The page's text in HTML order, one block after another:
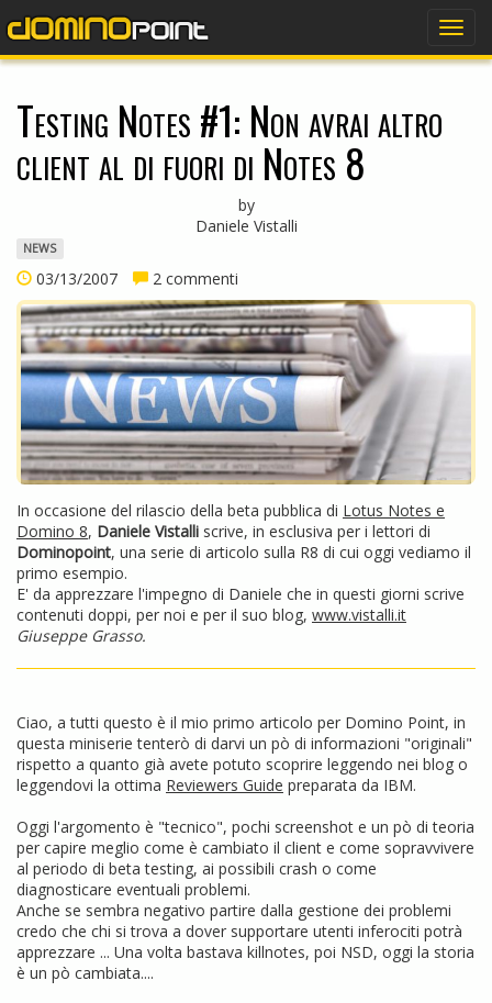
Testing Notes #1: Non avrai altro
client al di fuori di Notes 8
by
Daniele Vistalli
NEWS
03/13/2007 2 commenti
In occasione del rilascio della beta pubblica di Lotus Notes e
Domino 8, Daniele Vistalli scrive, in esclusiva per i lettori di
Dominopoint, una serie di articolo sulla R8 di cui oggi vediamo il
primo esempio.
E' da apprezzare l'impegno di Daniele che in questi giorni scrive
contenuti doppi, per noi e per il suo blog, www.vistalli.it
Giuseppe Grasso.
Ciao, a tutti questo è il mio primo articolo per Domino Point, in
questa miniserie tenterò di darvi un pò di informazioni "originali"
rispetto a quanto già avete potuto scoprire leggendo nei blog o
leggendovi la ottima Reviewers Guide preparata da IBM.
Oggi l'argomento è "tecnico", pochi screenshot e un pò di teoria
per capire meglio come è cambiato il client e come sopravvivere
al periodo di beta testing, ai possibili crash o come
diagnosticare eventuali problemi.
Anche se sembra negativo partire dalla gestione dei problemi
credo che chi si trova a dover supportare utenti inferociti potrà
apprezzare ... Una volta bastava killnotes, poi NSD, oggi la storia
è un pò cambiata....